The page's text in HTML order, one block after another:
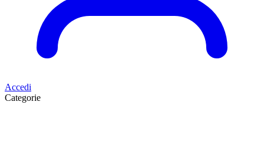
Accedi
Categorie